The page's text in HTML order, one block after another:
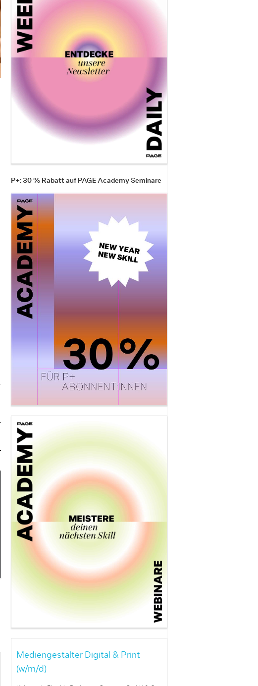
P+: 30 % Rabatt auf PAGE Academy Seminare
Mediengestalter Digital & Print
(w/m/d)